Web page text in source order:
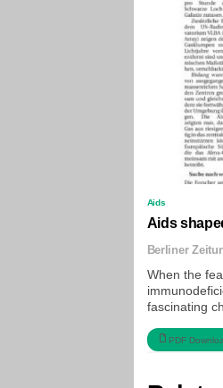
Aids
Aids
Berliner
When the
fascinating
PDF